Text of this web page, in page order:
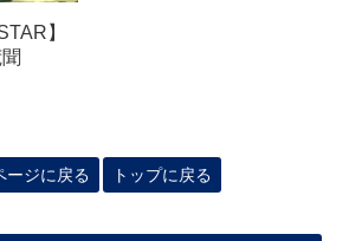
】
ージに戻る トップに戻る